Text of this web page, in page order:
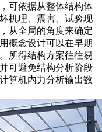
可依据从整体结构体
机理、震害、试验现
从全局的角度来确定
概念设计可以在早期
所得结构方案往往易
可避免结构分析阶段
算机内力分析输出数